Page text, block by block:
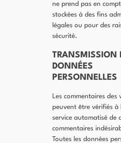
ne prend pas en
stockées à des fins
légales ou pour des
sécurité.
TRANSMISSION
DONNÉES
PERSONNELLES
Les commentaires des
peuvent être vérifiés à
service automatisé de
commentaires
Toutes les données